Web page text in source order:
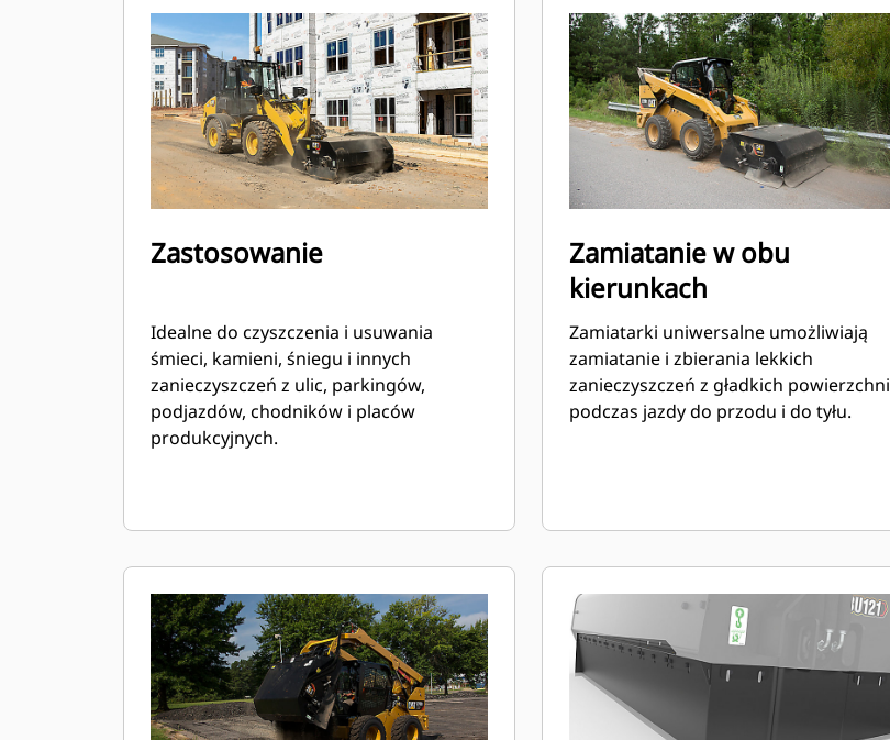
Zastosowanie
Idealne do czyszczenia i usuwania
śmieci, kamieni, śniegu i innych
zanieczyszczeń z ulic, parkingów,
podjazdów, chodników i placów
produkcyjnych.
Zamiatanie w obu
kierunkach
Zamiatarki uniwersalne umożliwiają
zamiatanie i zbierania lekkich
zanieczyszczeń z gładkich powierzchni
podczas jazdy do przodu i do tyłu.